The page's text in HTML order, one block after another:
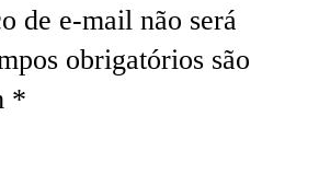
de e-mail não será
obrigatórios são
*